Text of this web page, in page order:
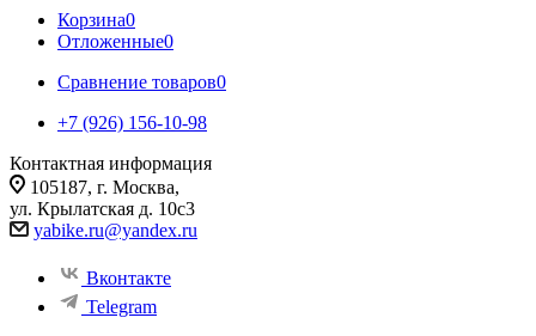
Корзина0
Отложенные0
Сравнение товаров0
+7 (926) 156-10-98
Контактная информация
105187, г. Москва,
ул. Крылатская д. 10с3
yabike.ru@yandex.ru
Вконтакте
Telegram